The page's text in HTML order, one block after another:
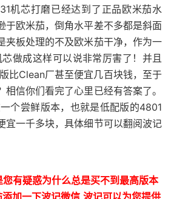
机芯打磨已经达到了正品欧米茄水
于欧米茄，倒角水平差不多都是斜面
夹板处理的不及欧米茄干净，作为一
做成这样可以说非常厉害了！并且
比Clean厂甚至便宜几百块钱，至于
信你们看完了心里已经有答案了。
一个尝鲜版本，也就是低配版的4801
宜一千多块，具体细节可以翻阅波记
有疑惑为什么总是买不到最高版本
加一下波记微信,波记可以为您提供